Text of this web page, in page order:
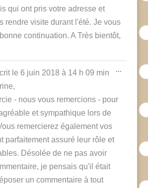
qui ont pris votre adresse et
rendre visite durant l'été. Je vous
continuation. A Très bientôt,
le 6 juin 2018 à 14 h 09 min
- nous vous remercions - pour
et sympathique lors de
remercierez également vos
parfaitement assuré leur rôle et
Désolée de ne pas avoir
je pensais qu'il était
un commentaire à tout
... Ouvrir/